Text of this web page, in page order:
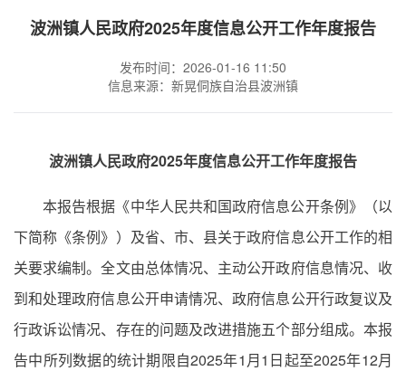
波洲镇人民政府2025年度信息公开工作年度报告
发布时间：2026-01-16 11:50
信息来源：新晃侗族自治县波洲镇
波洲镇人民政府2025年度信息公开工作年度报告
本报告根据《中华人民共和国政府信息公开条例》（以
下简称《条例》）及省、市、县关于政府信息公开工作的相
关要求编制。全文由总体情况、主动公开政府信息情况、收
到和处理政府信息公开申请情况、政府信息公开行政复议及
行政诉讼情况、存在的问题及改进措施五个部分组成。本报
告中所列数据的统计期限自2025年1月1日起至2025年12月